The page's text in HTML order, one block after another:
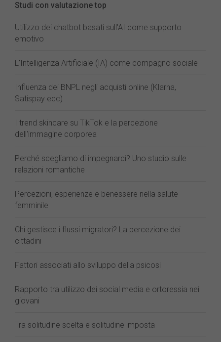
Studi con valutazione top
Utilizzo dei chatbot basati sull'AI come supporto
emotivo
L'Intelligenza Artificiale (IA) come compagno sociale
Influenza dei BNPL negli acquisti online (Klarna,
Satispay ecc)
I trend skincare su TikTok e la percezione
dell'immagine corporea
Perché scegliamo di impegnarci? Uno studio sulle
relazioni romantiche
Percezioni, esperienze e benessere nella salute
femminile
Chi gestisce i flussi migratori? La percezione dei
cittadini
Fattori associati allo sviluppo della psicosi
Rapporto tra utilizzo dei social media e ortoressia nei
giovani
Tra solitudine scelta e solitudine imposta